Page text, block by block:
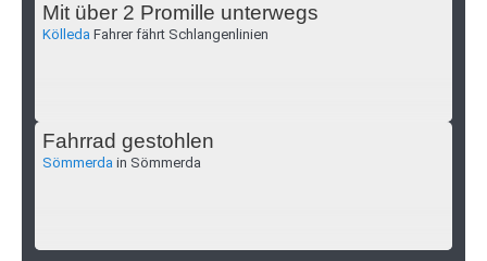
Mit über 2 Promille unterwegs
Kölleda Fahrer fährt Schlangenlinien
Fahrrad gestohlen
Sömmerda in Sömmerda